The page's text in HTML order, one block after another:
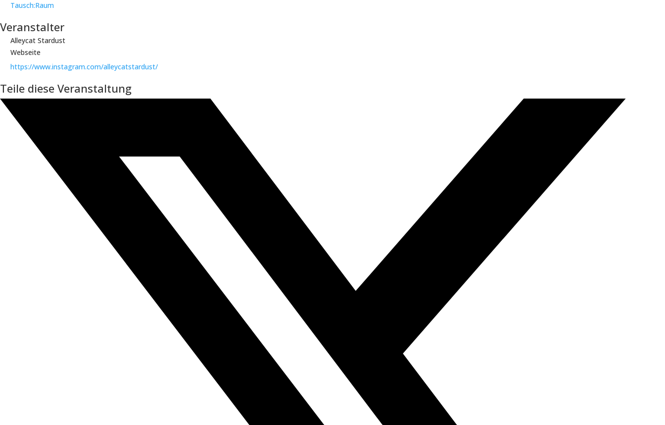
Tausch:Raum
Veranstalter
Alleycat Stardust
Webseite
https://www.instagram.com/alleycatstardust/
Teile diese Veranstaltung